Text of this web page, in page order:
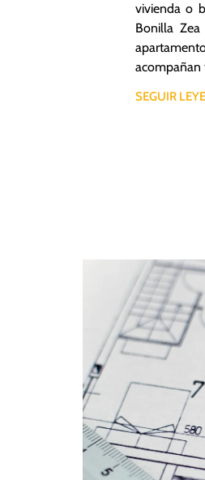
vivienda o
Bonilla
acompañan
SEGUIR